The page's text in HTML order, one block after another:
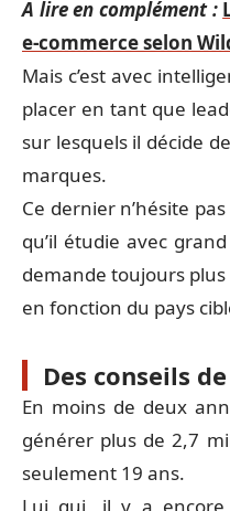
A lire en complément :
e-commerce selon
Mais c’est avec
placer en tant que
sur lesquels il décide
marques.
Ce dernier n’hésite
qu’il étudie avec
demande toujours
en fonction du pays
Des conseils
En moins de deux
générer plus de 2,7
seulement 19 ans.